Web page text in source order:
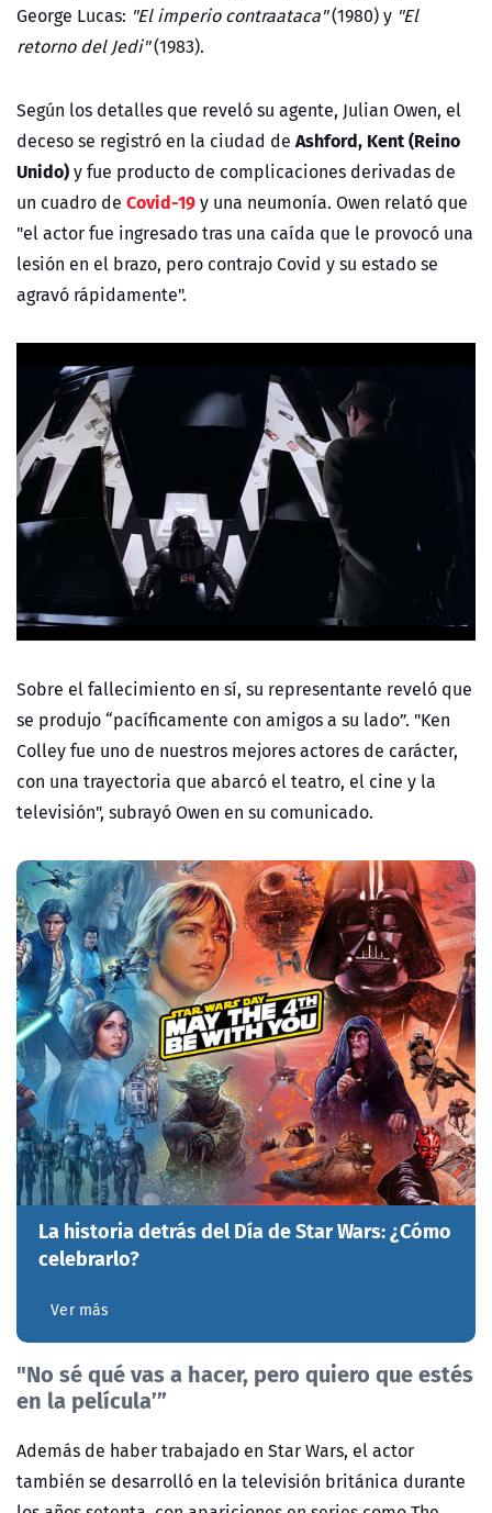
George Lucas: "El imperio contraataca"(1980) y "El
retorno del Jedi"(1983).
Según los detalles que reveló su agente, Julian Owen, el
deceso se registró en la ciudad de Ashford, Kent (Reino
Unido)y fue producto de complicaciones derivadas de
un cuadro de Covid-19y una neumonía. Owen relató que
"el actor fue ingresado tras una caída que le provocó una
lesión en el brazo, pero contrajo Covid y su estado se
agravó rápidamente".
Sobre el fallecimiento en sí, su representante reveló que
se produjo “pacíficamente con amigos a su lado”. "Ken
Colley fue uno de nuestros mejores actores de carácter,
con una trayectoria que abarcó el teatro, el cine y la
televisión", subrayó Owen en su comunicado.
La historia detrás del Día de Star Wars: ¿Cómo
celebrarlo?
Ver más
"No sé qué vas a hacer, pero quiero que estés
en la película’”
Además de haber trabajado en Star Wars, el actor
también se desarrolló en la televisión británica durante